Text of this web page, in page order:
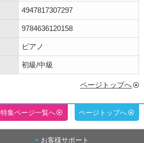
4947817307297
9784636120158
ピアノ
初級/中級
ページトップへ
特集ページ一覧へ ページトップへ
お客様サポート